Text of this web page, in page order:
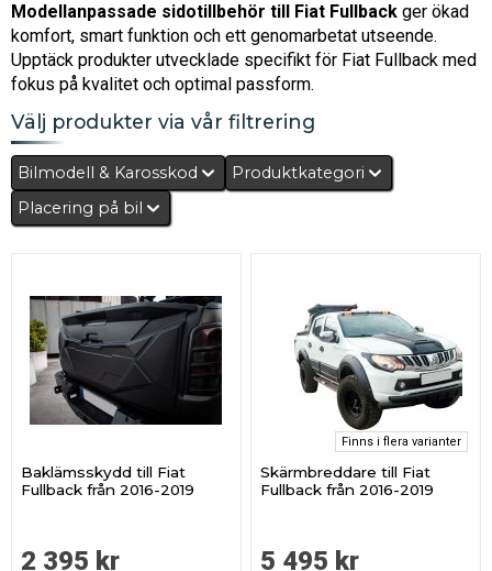
Modellanpassade sidotillbehör till Fiat Fullback ger ökad
komfort, smart funktion och ett genomarbetat utseende.
Upptäck produkter utvecklade specifikt för Fiat Fullback med
fokus på kvalitet och optimal passform.
Välj produkter via vår filtrering
Bilmodell & Karosskod
Produktkategori
Placering på bil
Baklämsskydd till Fiat
Fullback från 2016-2019
2 395 kr
Finns i flera varianter
Skärmbreddare till Fiat
Fullback från 2016-2019
5 495 kr